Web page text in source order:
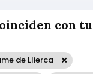
con
de Llierca